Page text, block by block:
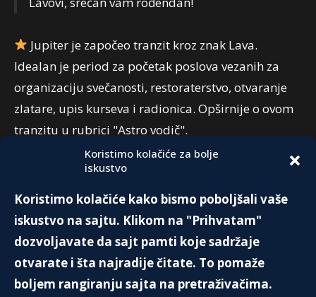
Koristimo kolačiće za bolje
iskustvo
Koristimo kolačiće kako bismo poboljšali vaše
iskustvo na sajtu. Klikom na "Prihvatam"
dozvoljavate da sajt pamti koje sadržaje
otvarate i šta najradije čitate. To pomaže
boljem rangiranju sajta na pretraživačima.
Jupiter je započeo tranzit kroz znak Lava.
Idealan je period za početak poslova vezanih za
organizaciju svečanosti, restoraterstvo, otvaranje
zlatare, upis kurseva i radionica. Opširnije o ovom
tranzitu u rubrici "Astro vodič".
KLADIONICI?
24. Marta 2019.